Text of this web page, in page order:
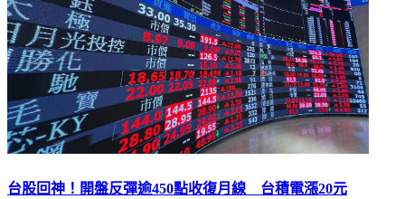
台股回神！開盤反彈逾450點收復月線 台積電漲20元